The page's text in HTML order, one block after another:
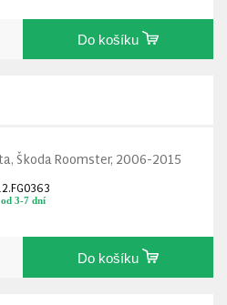
Do košíku
Škoda Roomster, 2006-2015
od 3-7 dní
Do košíku